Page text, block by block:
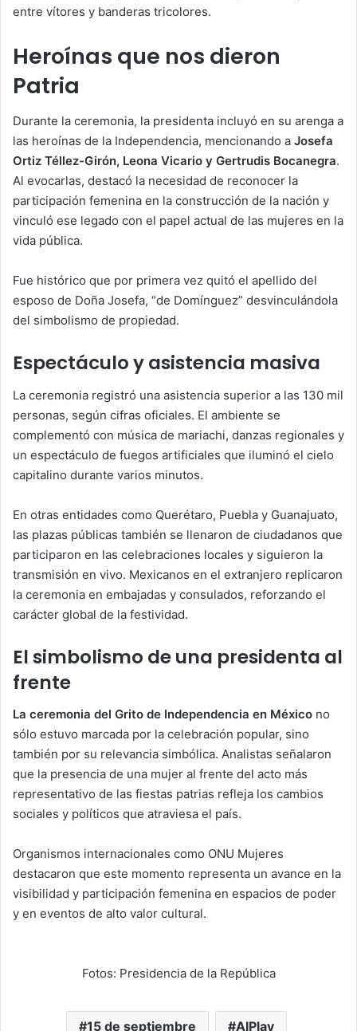
entre vítores y banderas tricolores.
Heroínas que nos dieron
Patria
Durante la ceremonia, la presidenta incluyó en su arenga a
las heroínas de la Independencia, mencionando a Josefa
Ortiz Téllez-Girón, Leona Vicario y Gertrudis Bocanegra.
Al evocarlas, destacó la necesidad de reconocer la
participación femenina en la construcción de la nación y
vinculó ese legado con el papel actual de las mujeres en la
vida pública.
Fue histórico que por primera vez quitó el apellido del
esposo de Doña Josefa, “de Domínguez” desvinculándola
del simbolismo de propiedad.
Espectáculo y asistencia masiva
La ceremonia registró una asistencia superior a las 130 mil
personas, según cifras oficiales. El ambiente se
complementó con música de mariachi, danzas regionales y
un espectáculo de fuegos artificiales que iluminó el cielo
capitalino durante varios minutos.
En otras entidades como Querétaro, Puebla y Guanajuato,
las plazas públicas también se llenaron de ciudadanos que
participaron en las celebraciones locales y siguieron la
transmisión en vivo. Mexicanos en el extranjero replicaron
la ceremonia en embajadas y consulados, reforzando el
carácter global de la festividad.
El simbolismo de una presidenta al
frente
La ceremonia del Grito de Independencia en México no
sólo estuvo marcada por la celebración popular, sino
también por su relevancia simbólica. Analistas señalaron
que la presencia de una mujer al frente del acto más
representativo de las fiestas patrias refleja los cambios
sociales y políticos que atraviesa el país.
Organismos internacionales como ONU Mujeres
destacaron que este momento representa un avance en la
visibilidad y participación femenina en espacios de poder
y en eventos de alto valor cultural.
Fotos: Presidencia de la República
15 de septiembre AIPlay